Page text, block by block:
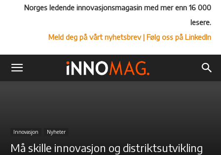
Norges ledende innovasjonsmagasin med mer enn 16 000
lesere.
Meld deg på vårt nyhetsbrev| Følg oss på LinkedIn
Innovasjon Nyheter
Må skille innovasjon og distriktsutvikling